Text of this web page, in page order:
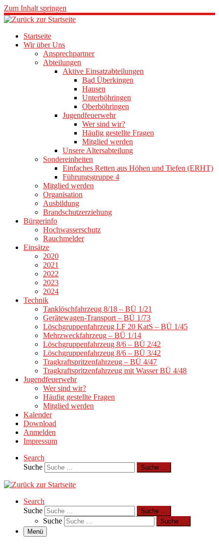
Zum Inhalt springen
Startseite
Wir über Uns
Ansprechpartner
Abteilungen
Aktive Einsatzabteilungen
Bad Überkingen
Hausen
Unterböhringen
Oberböhringen
Jugendfeuerwehr
Wer sind wir?
Häufig gestellte Fragen
Mitglied werden
Unsere Altersabteilung
Sondereinheiten
Einfaches Retten aus Höhen und Tiefen (ERHT)
Führungsgruppe 4
Mitglied werden
Organisation
Ausbildung
Brandschutzerziehung
Bürgerinfo
Hochwasserschutz
Rauchmelder
Einsätze
2020
2021
2022
2023
2024
Technik
Tanklöschfahrzeug 8/18 – BÜ 1/21
Gerätewagen-Transport – BÜ 1/73
Löschgruppenfahrzeug LF 20 KatS – BÜ 1/45
Mehrzweckfahrzeug – BÜ 1/14
Löschgruppenfahrzeug 8/6 – BÜ 2/42
Löschgruppenfahrzeug 8/6 – BÜ 3/42
Tragkraftspritzenfahrzeug – BÜ 4/47
Tragkraftspritzenfahrzeug mit Wasser BÜ 4/48
Jugendfeuerwehr
Wer sind wir?
Häufig gestellte Fragen
Mitglied werden
Kalender
Download
Anmelden
Impressum
Search
Suche
Suche …
Search
Suche
Suche …
Suche
Suche …
Menü